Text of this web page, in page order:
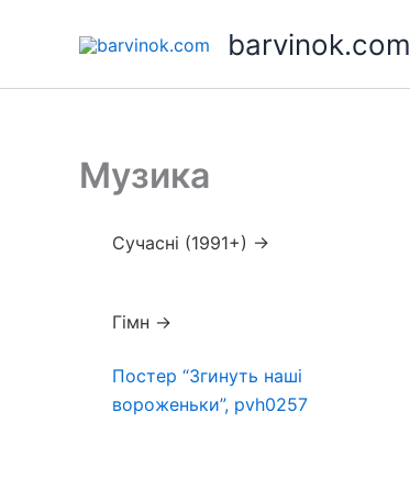
barvinok.com
Музика
Сучасні (1991+) →
Гімн →
Постер “Згинуть наші
вороженьки”, pvh0257